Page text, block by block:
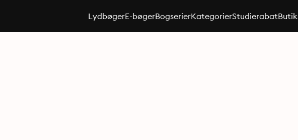
LydbøgerE-bøgerBogserierKategorierStudierabatButik